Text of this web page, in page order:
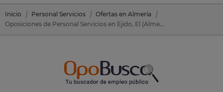
Inicio Personal Servicios
Ofertas en Almería
Oposiciones de Personal Servicios en Ejido, El (Almería)